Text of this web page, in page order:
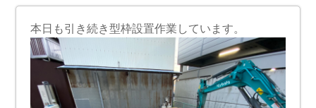
本日も引き続き型枠設置作業しています。